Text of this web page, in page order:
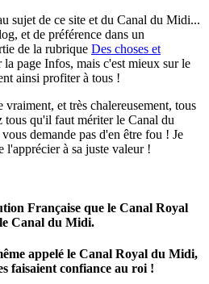
sujet de ce site et du Canal du Midi...
et de préférence dans un
de la rubrique Des choses et
la page Infos, mais c'est mieux sur le
ainsi profiter à tous !
et très chalereusement, tous
qu'il faut mériter le Canal du
demande pas d'en être fou ! Je
l'apprécier à sa juste valeur !
Française que le Canal Royal
Canal du Midi.
appelé le Canal Royal du Midi,
faisaient confiance au roi !